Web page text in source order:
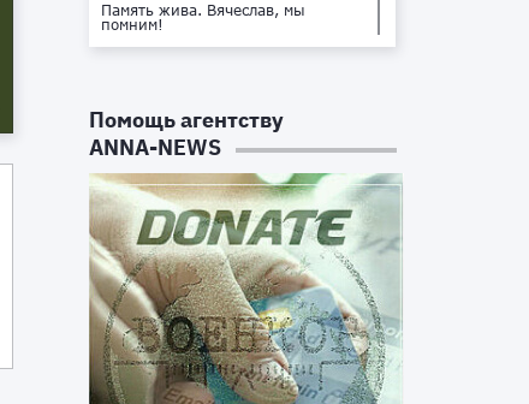
Память жива. Вячеслав, мы
помним!
Не доставайся ты никому!
Помощь агентству
ANNA-NEWS